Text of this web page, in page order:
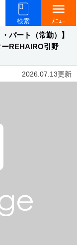
検索
menu
ﾒﾆｭｰ
パート（常勤）】
REHAIRO引野
2026.07.13更新